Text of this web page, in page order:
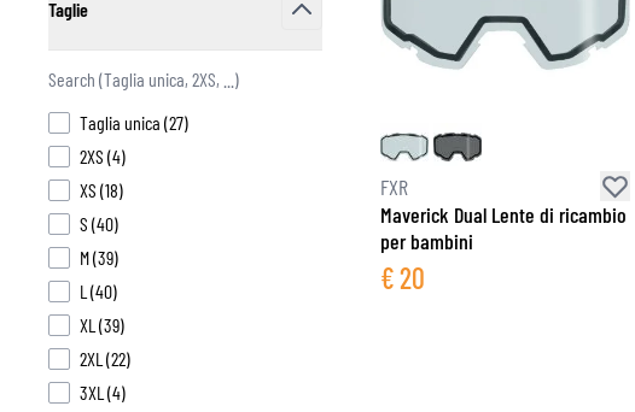
Taglie
Taglia unica (27products available
)
2XS (4products available
)
XS (18products available
)
S (40products available
)
M(39products available
)
L (40products available
)
XL (39products available
)
2XL (22products available
)
3XL (4products available
)
FXR
Maverick Dual Lente di ricambio
per bambini
€20